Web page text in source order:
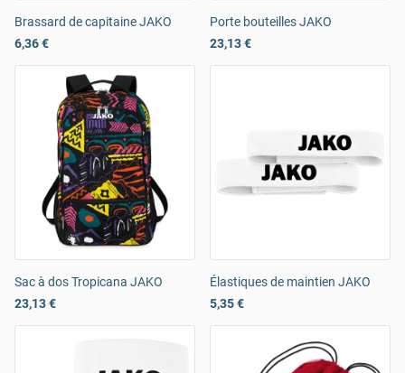
Brassard de capitaine JAKO
6,36 €
Porte bouteilles JAKO
23,13 €
Sac à dos Tropicana JAKO
23,13 €
Élastiques de maintien JAKO
5,35 €